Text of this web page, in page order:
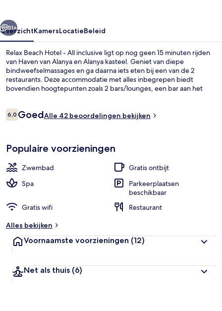
Volgende
51+
OverzichtKamersLocatieBeleid
Relax Beach Hotel - All inclusive ligt op nog geen 15 minuten rijden
van Haven van Alanya en Alanya kasteel. Geniet van diepe
bindweefselmassages en ga daarna iets eten bij een van de 2
restaurants. Deze accommodatie met alles inbegrepen biedt
bovendien hoogtepunten zoals 2 bars/lounges, een bar aan het
Beoordelingen
6,06,0 op 10 –
GoedAlle 42 beoordelingen bekijken
Populaire voorzieningen
Zwembad
Gratis ontbijt
Spa
Parkeerplaatsen
beschikbaar
Gratis wifi
Restaurant
Alles bekijken
Voornaamste voorzieningen (12)
Net als thuis (6)